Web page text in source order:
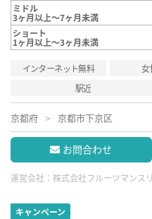
ミドル
3ヶ月以上～7ヶ月未満
ショート
1ヶ月以上～3ヶ月未満
インターネット無料 女
駅近
京都府 京都市下京区
お問合わせ
運営会社： 株式会社フルーツマンス
キャンペーン